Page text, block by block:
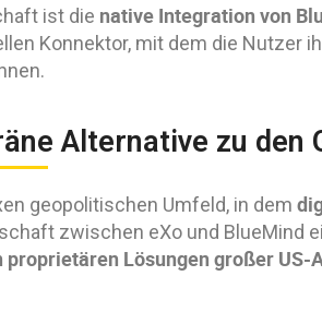
ist die native Integration von
Konnektor, mit dem die Nutzer
Alternative zu den
geopolitischen Umfeld, in dem
zwischen eXo und BlueMind
proprietären Lösungen großer